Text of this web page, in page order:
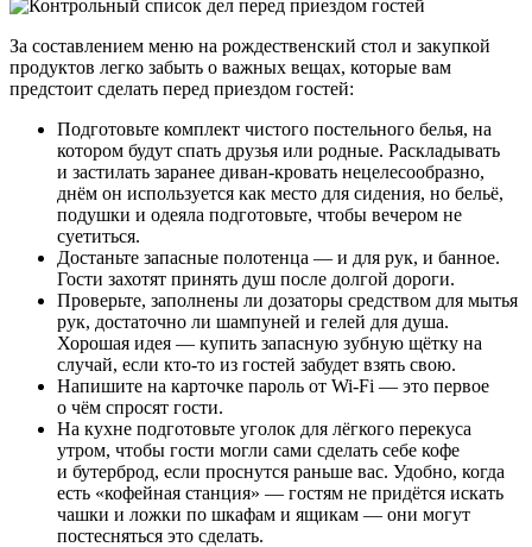
За составлением меню на рождественский стол и закупкой
продуктов легко забыть о важных вещах, которые вам
предстоит сделать перед приездом гостей:
Подготовьте комплект чистого постельного белья, на
котором будут спать друзья или родные. Раскладывать
и застилать заранее диван-кровать нецелесообразно,
днём он используется как место для сидения, но бельё,
подушки и одеяла подготовьте, чтобы вечером не
суетиться.
Достаньте запасные полотенца — и для рук, и банное.
Гости захотят принять душ после долгой дороги.
Проверьте, заполнены ли дозаторы средством для мытья
рук, достаточно ли шампуней и гелей для душа.
Хорошая идея — купить запасную зубную щётку на
случай, если кто-то из гостей забудет взять свою.
Напишите на карточке пароль от Wi-Fi — это первое
о чём спросят гости.
На кухне подготовьте уголок для лёгкого перекуса
утром, чтобы гости могли сами сделать себе кофе
и бутерброд, если проснутся раньше вас. Удобно, когда
есть «кофейная станция» — гостям не придётся искать
чашки и ложки по шкафам и ящикам — они могут
постесняться это сделать.